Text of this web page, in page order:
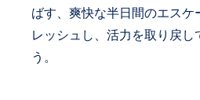
ばす、爽快な半日間のエスケ
レッシュし、活力を取り戻し
う。